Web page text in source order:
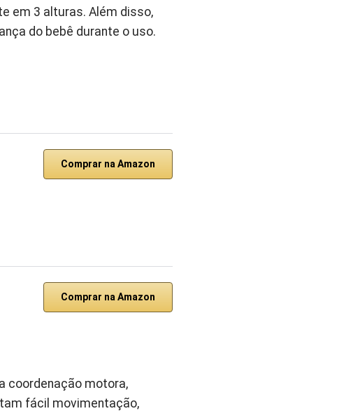
em 3 alturas. Além disso,
do bebê durante o uso.
Comprar na Amazon
Comprar na Amazon
coordenação motora,
fácil movimentação,